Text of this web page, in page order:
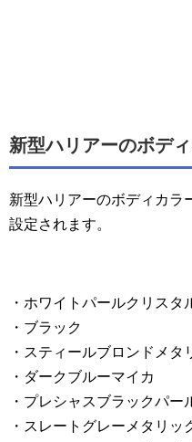
新型ハリアーのボデ
新型ハリアーのボディカラ
設定されます。
・ホワイトパールクリスタ
・ブラック
・スティールブロンドメタ
・ダークブルーマイカ
・プレシャスブラックパー
・スレートグレーメタリッ